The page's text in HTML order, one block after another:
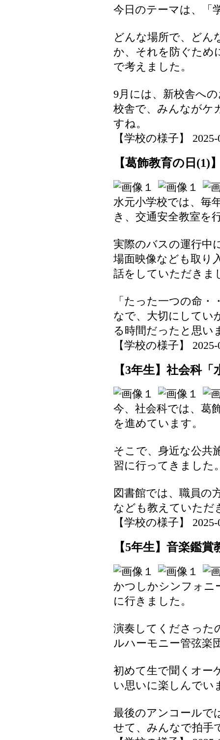
今日のテーマは、「
どんな場所で、どん
か、それを防ぐため
で考えました。
9月には、新校舎へ
校舎で、みんながケ
すね。
【学校の様子】
【葛飾教育の日(1)
水元小学校では、毎
き、交通安全教室を
実際のバスの運行中
場面映像なども取り
話をしていただきま
「たった一つの命
なで、大切にしてい
る時間だったと思い
【学校の様子】
【3年生】社会科
今、社会科では、葛
を進めています。
そこで、身近な公共
習に行ってきました
図書館では、職員の
なども教えていただ
【学校の様子】
【5年生】音楽鑑賞
かつしかシンフォニ
に行きました。
演奏してくださった
ルハーモニー管弦楽
初めて生で聞くオー
い思いに楽しんでい
最後のアンコールで
せて、みんなで拍手